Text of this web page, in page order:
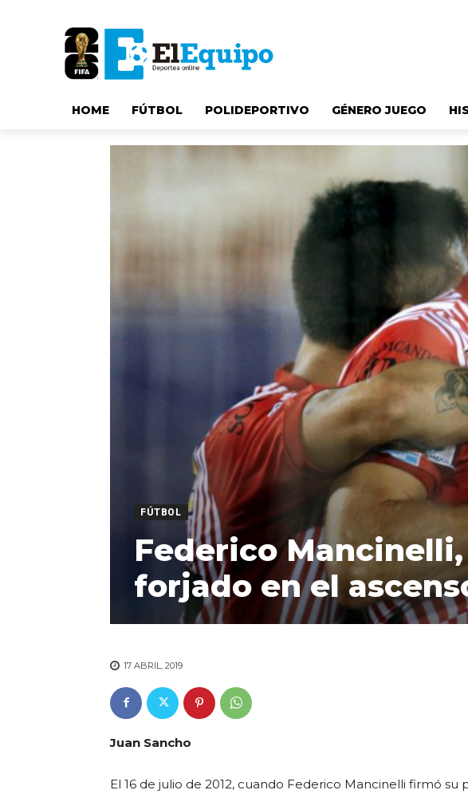
HOME FÚTBOL POLIDEPORTIVO GÉNERO JUEGO
FÚTBOL
Federico
forjado en el
17 ABRIL, 2019
Juan Sancho
El 16 de julio de 2012, cuando Federico Mancinelli firmó